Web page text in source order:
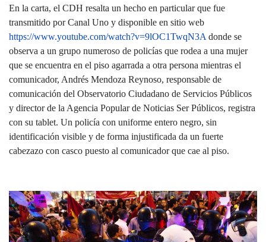
En la carta, el CDH resalta un hecho en particular que fue
transmitido por Canal Uno y disponible en sitio web
https://www.youtube.com/watch?v=9lOC1TwqN3A donde se
observa a un grupo numeroso de policías que rodea a una mujer
que se encuentra en el piso agarrada a otra persona mientras el
comunicador, Andrés Mendoza Reynoso, responsable de
comunicación del Observatorio Ciudadano de Servicios Públicos
y director de la Agencia Popular de Noticias Ser Públicos, registra
con su tablet. Un policía con uniforme entero negro, sin
identificación visible y de forma injustificada da un fuerte
cabezazo con casco puesto al comunicador que cae al piso.